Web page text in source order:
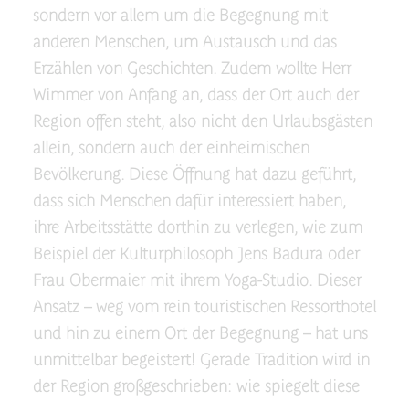
sondern vor allem um die Begegnung mit
anderen Menschen, um Austausch und das
Erzählen von Geschichten. Zudem wollte Herr
Wimmer von Anfang an, dass der Ort auch der
Region offen steht, also nicht den Urlaubsgästen
allein, sondern auch der einheimischen
Bevölkerung. Diese Öffnung hat dazu geführt,
dass sich Menschen dafür interessiert haben,
ihre Arbeitsstätte dorthin zu verlegen, wie zum
Beispiel der Kulturphilosoph Jens Badura oder
Frau Obermaier mit ihrem Yoga-Studio. Dieser
Ansatz – weg vom rein touristischen Ressorthotel
und hin zu einem Ort der Begegnung – hat uns
unmittelbar begeistert! Gerade Tradition wird in
der Region großgeschrieben: wie spiegelt diese